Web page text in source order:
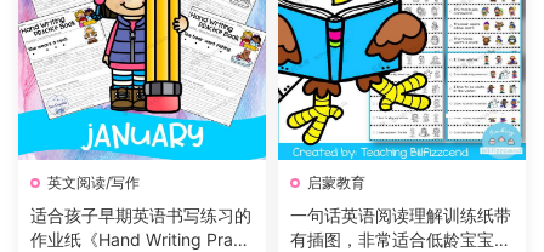
英文阅读/写作
适合孩子早期英语书写练习的
作业纸《Hand Writing Practi
启蒙教育
一句话英语阅读理解训练纸带
有插图，非常适合低龄宝宝！